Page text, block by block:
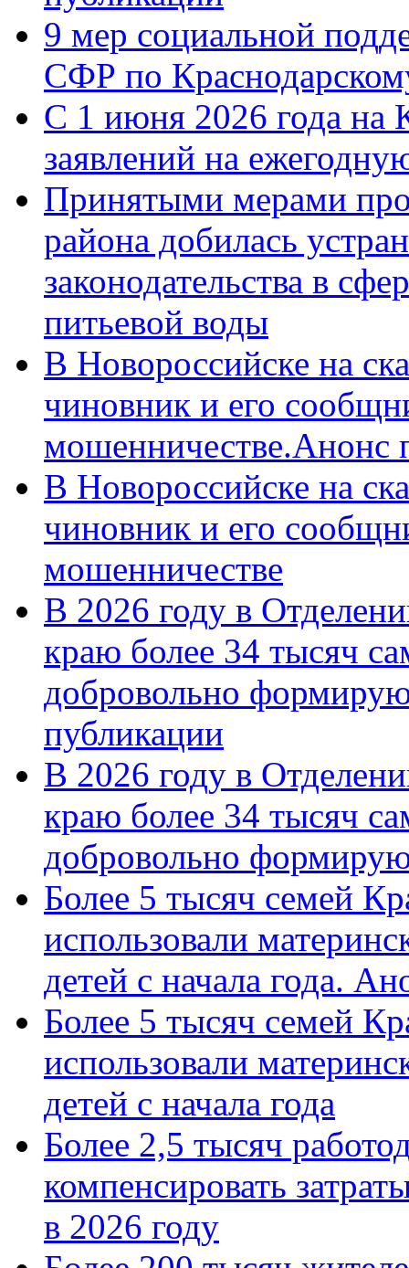
9 мер социальной
СФР по
С 1 июня 2026 года на
заявлений на
Принятыми мерами
района добилась
законодательства в
питьевой воды
В Новороссийске на
чиновник и его
мошенничестве.Анонс
В Новороссийске на
чиновник и его
мошенничестве
В 2026 году в
краю более 34 тысяч
добровольно
публикации
В 2026 году в
краю более 34 тысяч
добровольно
Более 5 тысяч семей
использовали
детей с начала года.
Более 5 тысяч семей
использовали
детей с начала года
Более 2,5 тысяч
компенсировать
в 2026 году